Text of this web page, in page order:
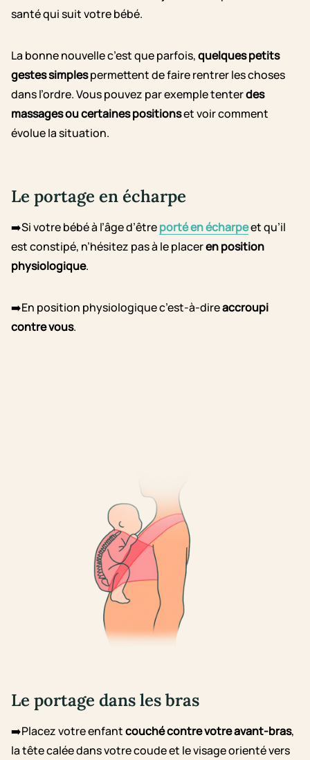
santé qui suit votre bébé.
La bonne nouvelle c’est que parfois,quelques petits
gestes simplespermettent de faire rentrer les choses
dans l’ordre. Vous pouvez par exemple tenterdes
massages ou certaines positionset voir comment
évolue la situation.
Le portage en écharpe
➡️Si votre bébé à l’âge d’êtreporté en écharpeet qu’il
est constipé, n’hésitez pas à le placeren position
physiologique.
➡️En position physiologique c’est-à-direaccroupi
contre vous.
Le portage dans les bras
➡️Placez votre enfantcouché contre votre avant-bras,
la tête calée dans votre coude et le visage orienté vers